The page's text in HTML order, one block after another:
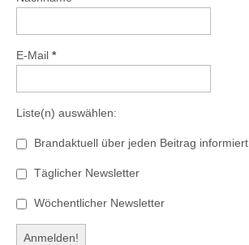
E-Mail *
Liste(n) auswählen:
Brandaktuell über jeden Beitrag informiert
Täglicher Newsletter
Wöchentlicher Newsletter